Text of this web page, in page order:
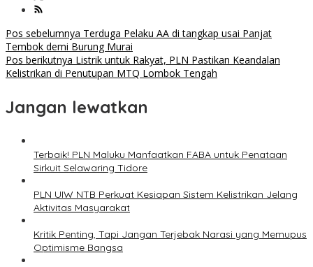
Navigasi
pos
Pos sebelumnya Terduga Pelaku AA di tangkap usai Panjat
Tembok demi Burung Murai
Pos berikutnya Listrik untuk Rakyat, PLN Pastikan Keandalan
Kelistrikan di Penutupan MTQ Lombok Tengah
Jangan lewatkan
Terbaik! PLN Maluku Manfaatkan FABA untuk Penataan
Sirkuit Selawaring Tidore
PLN UIW NTB Perkuat Kesiapan Sistem Kelistrikan Jelang
Aktivitas Masyarakat
Kritik Penting, Tapi Jangan Terjebak Narasi yang Memupus
Optimisme Bangsa